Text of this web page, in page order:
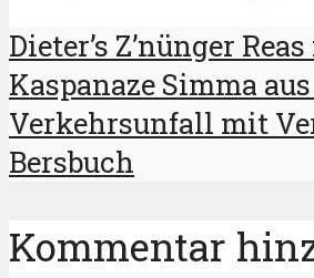
Dieter’s Z’nünger
Kaspanaze Simma
Verkehrsunfall mit
Bersbuch
Kommentar